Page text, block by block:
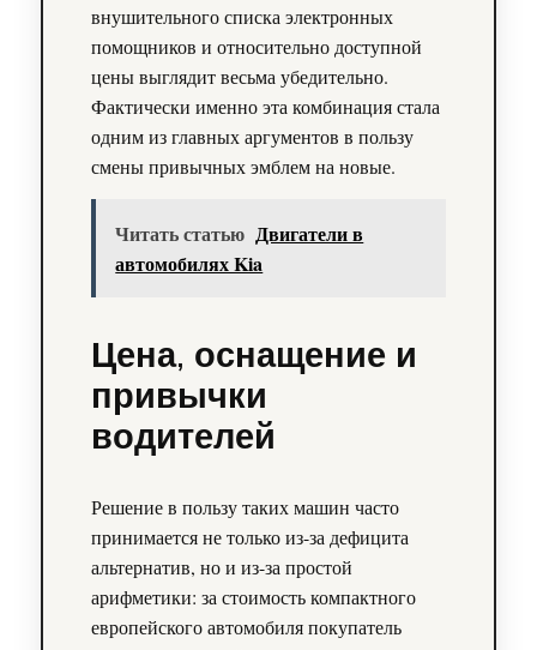
внушительного списка электронных
помощников и относительно доступной
цены выглядит весьма убедительно.
Фактически именно эта комбинация стала
одним из главных аргументов в пользу
смены привычных эмблем на новые.
Читать статью Двигатели в
автомобилях Kia
Цена, оснащение и
привычки
водителей
Решение в пользу таких машин часто
принимается не только из-за дефицита
альтернатив, но и из-за простой
арифметики: за стоимость компактного
европейского автомобиля покупатель